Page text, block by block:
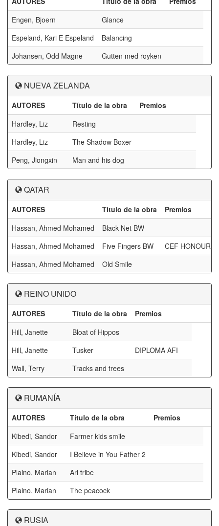
Engen, Bjoern
Glance
Espeland, Kari E Espeland
Balancing
Johansen, Odd Magne
Gutten med royken
NUEVA ZELANDA
AUTORES Título de la obra
Premios
Hardley, Liz
Resting
Hardley, Liz
The Shadow Boxer
Peng, Jiongxin
Man and his dog
QATAR
AUTORES Título de la obra
Premios
Hassan, Ahmed Mohamed
Black Net BW
Hassan, Ahmed Mohamed
Five Fingers BW
CEF
Hassan, Ahmed Mohamed
Old Smile
REINO UNIDO
AUTORES Título de la obra
Premios
Hill, Janette
Bloat of Hippos
Hill, Janette
Tusker
DIPLOMA AFI
Wall, Terry
Tracks and trees
RUMANÍA
AUTORES Título de la obra
Premios
Kibedi, Sandor
Farmer kids smile
Kibedi, Sandor
I Believe in You Father 2
Plaino, Marian
Ari tribe
Plaino, Marian
The peacock
RUSIA